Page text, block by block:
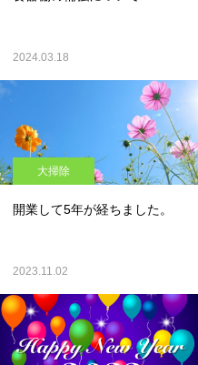
2024.03.18
大掃除
開業して5年が経ちました。
2023.11.02